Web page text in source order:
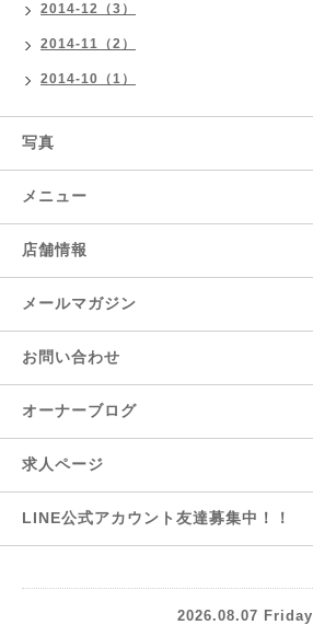
2014-12（3）
2014-11（2）
2014-10（1）
写真
メニュー
店舗情報
メールマガジン
お問い合わせ
オーナーブログ
求人ページ
LINE公式アカウント友達募集中！！
2026.08.07 Friday